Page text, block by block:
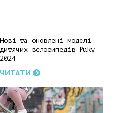
Нові та оновлені моделі
дитячих велосипедів Puky
2024
ЧИТАТИ